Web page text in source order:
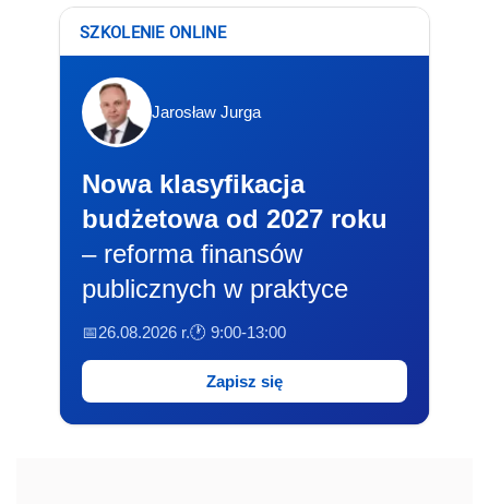
SZKOLENIE ONLINE
Jarosław Jurga
Nowa klasyfikacja
budżetowa od 2027 roku
– reforma finansów
publicznych w praktyce
📅26.08.2026 r.🕐 9:00-13:00
Zapisz się